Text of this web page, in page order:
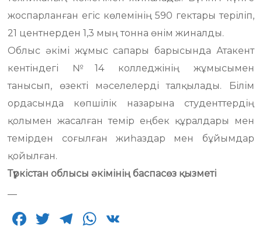
жоспарланған егіс көлемінің 590 гектары теріліп,
21 центнерден 1,3 мың тонна өнім жиналды.
Облыс әкімі жұмыс сапары барысында Атакент
кентіндегі №14 колледжінің жұмысымен
танысып, өзекті мәселелерді талқылады. Білім
ордасында көпшілік назарына студенттердің
қолымен жасалған темір еңбек құралдары мен
темірден соғылған жиһаздар мен бұйымдар
қойылған.
Түркістан облысы әкімінің баспасөз қызметі
F
T
T
W